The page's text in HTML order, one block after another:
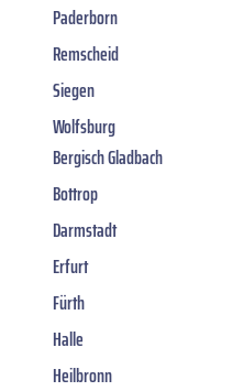
Paderborn
Remscheid
Siegen
Wolfsburg
Bergisch Gladbach
Bottrop
Darmstadt
Erfurt
Fürth
Halle
Heilbronn